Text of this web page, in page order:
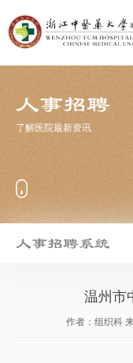
人事招聘
了解医院最新资讯
人事招聘系统
温州市
作者：组织科